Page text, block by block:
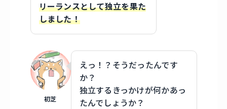
リーランスとして独立を果た
しました！
初芝
えっ！？そうだったんです
か？
独立するきっかけが何かあっ
たんでしょうか？